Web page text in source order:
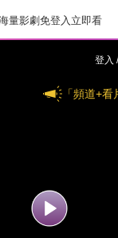
量影劇免登入立即看
登入
「頻道+